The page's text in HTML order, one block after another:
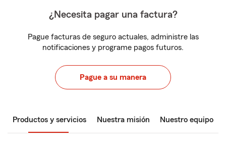
¿Necesita pagar una factura?
Pague facturas de seguro actuales, administre las
notificaciones y programe pagos futuros.
Pague a su manera
Productos y servicios Nuestra misión Nuestro equipo